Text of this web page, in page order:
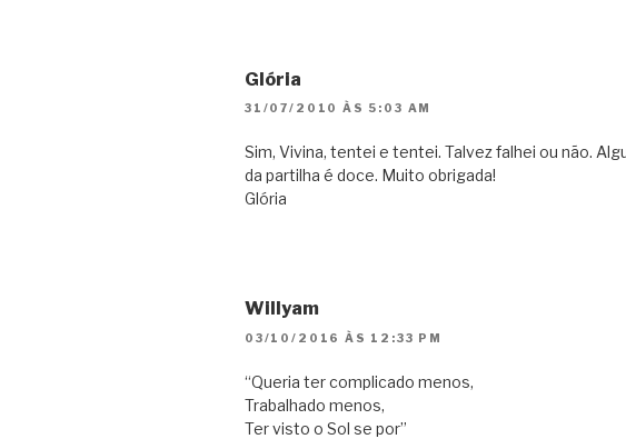
Glória
31/07/2010 ÀS 5:03 AM
Sim, Vivina, tentei e tentei. Talvez falhei ou não.
da partilha é doce. Muito obrigada!
Glória
Willyam
03/10/2016 ÀS 12:33 PM
“Queria ter complicado menos,
Trabalhado menos,
Ter visto o Sol se por”